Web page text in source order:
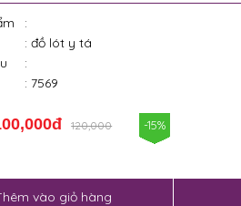
:
: đồ lót y tá
:
: 7569
120,000 -15%
vào giỏ hàng